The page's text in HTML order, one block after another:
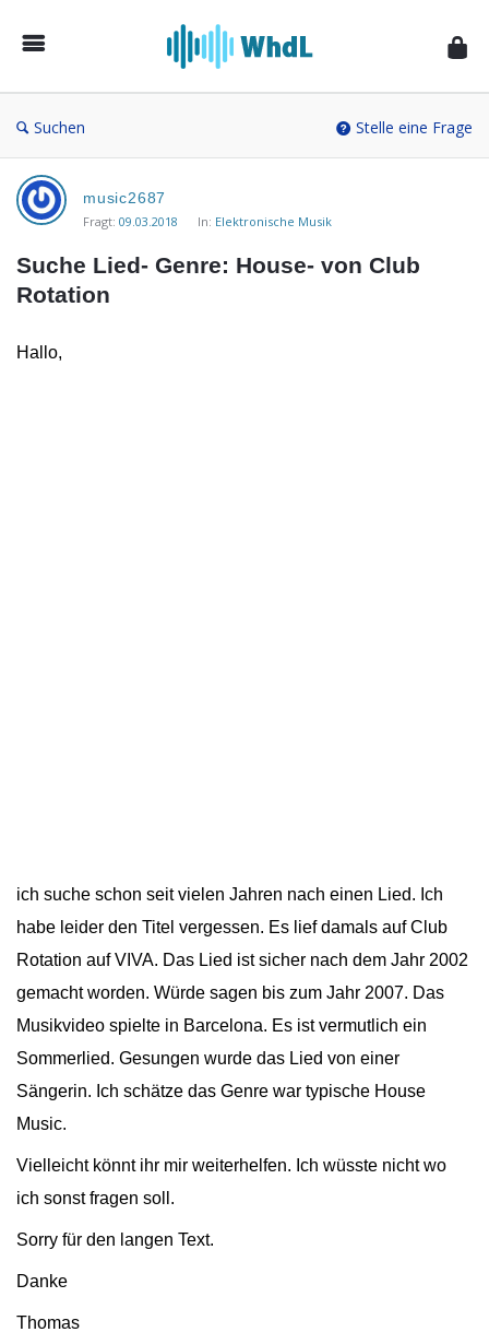
von
Suchen Stelle eine Frage
Musikforum
von
WieheisstdasLied.de
Neueste
music2687
Fragt: 09.03.2018 In: Elektronische Musik
Suche Lied- Genre: House- von Club
Rotation
Hallo,
ich suche schon seit vielen Jahren nach einen Lied. Ich
habe leider den Titel vergessen. Es lief damals auf Club
Rotation auf VIVA. Das Lied ist sicher nach dem Jahr 2002
gemacht worden. Würde sagen bis zum Jahr 2007. Das
Musikvideo spielte in Barcelona. Es ist vermutlich ein
Sommerlied. Gesungen wurde das Lied von einer
Sängerin. Ich schätze das Genre war typische House
Music.
Vielleicht könnt ihr mir weiterhelfen. Ich wüsste nicht wo
ich sonst fragen soll.
Sorry für den langen Text.
Danke
Thomas